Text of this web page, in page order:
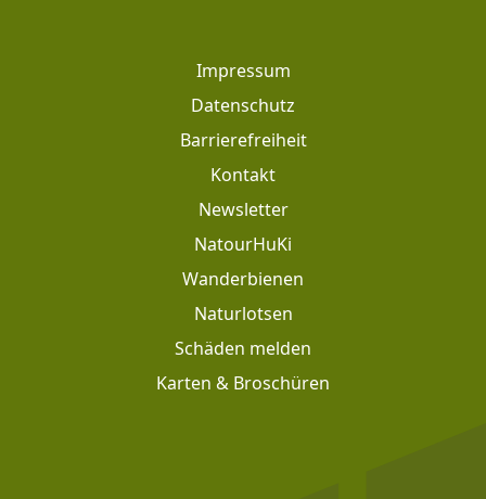
Footer: Meta Navigation
Impressum
Datenschutz
Barrierefreiheit
Kontakt
Newsletter
NatourHuKi
Wanderbienen
Naturlotsen
Schäden melden
Karten & Broschüren